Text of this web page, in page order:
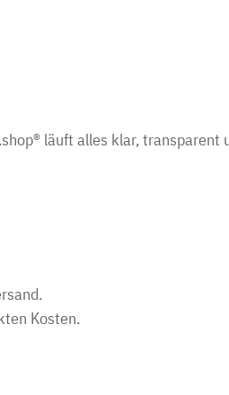
läuft alles klar, transparent
Kosten.